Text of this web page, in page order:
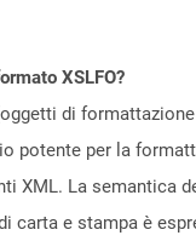
XSLFO?
di
potente per la
XML. La semantica
carta e stampa è